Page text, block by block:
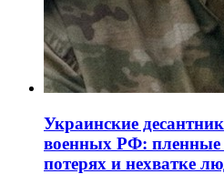
Украинские
военных РФ: пленные
потерях и нехватке